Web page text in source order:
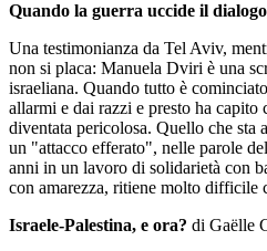
Quando la guerra uccide il
Una testimonianza da Tel Aviv,
non si placa: Manuela Dviri è una
israeliana. Quando tutto è
allarmi e dai razzi e presto ha capito
diventata pericolosa. Quello che sta
un "attacco efferato", nelle parole
anni in un lavoro di solidarietà con
con amarezza, ritiene molto difficile
Israele-Palestina, e ora? di Gaëlle